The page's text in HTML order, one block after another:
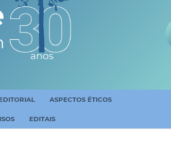
ASPECTOS ÉTICOS
EDITAIS